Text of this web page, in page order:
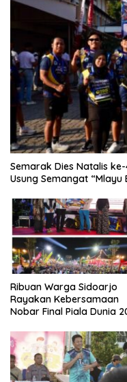
Semarak Dies Natalis
Usung Semangat “Mlayu
Ribuan Warga Sidoarjo
Rayakan Kebersamaan
Nobar Final Piala Dunia
Forkopimda